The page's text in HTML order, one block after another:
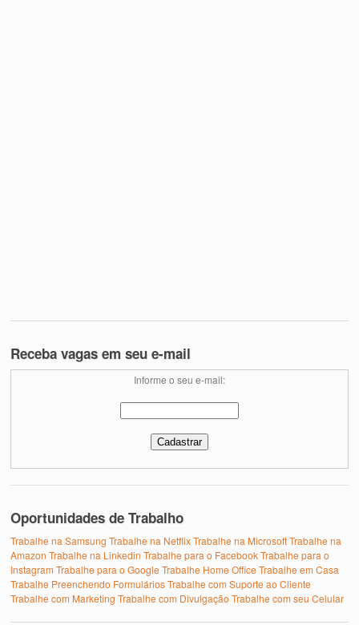
Receba vagas em seu e-mail
Informe o seu e-mail:
Oportunidades de Trabalho
Trabalhe na Samsung Trabalhe na NetflixTrabalhe na MicrosoftTrabalhe na
Amazon Trabalhe na Linkedin Trabalhe para o FacebookTrabalhe para o
Instagram Trabalhe para o Google Trabalhe Home Office Trabalhe em Casa
Trabalhe Preenchendo FormuláriosTrabalhe com Suporte ao Cliente
Trabalhe com Marketing Trabalhe com Divulgação Trabalhe com seu Celular